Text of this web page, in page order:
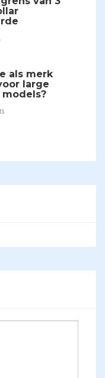
als merk
large